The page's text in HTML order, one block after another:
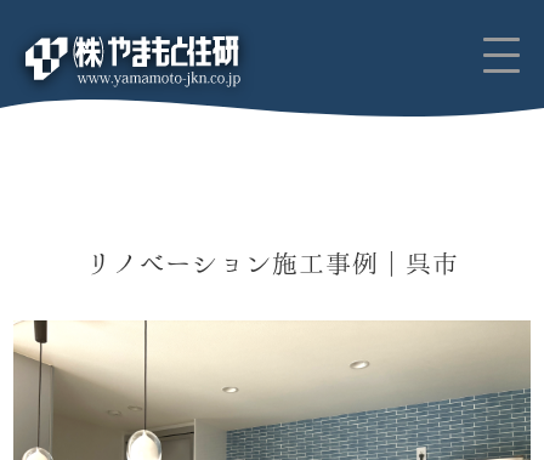
リノベーション施工事例｜呉市